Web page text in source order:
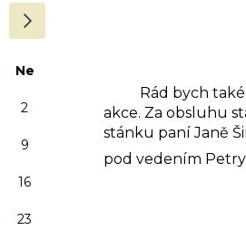
Rád bych také
akce. Za obsluhu
stánku paní Janě
pod vedením
›
Ne
2
9
16
23